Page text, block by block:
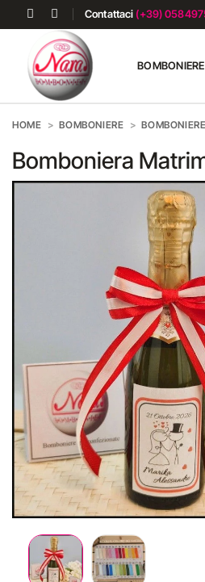
Contattaci (+39)
BOMBONIERE
HOME BOMBONIERE
Bomboniera